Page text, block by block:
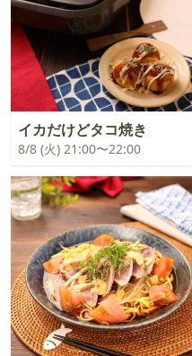
イカだけどタコ焼き
8/8 (火) 21:00〜22:00